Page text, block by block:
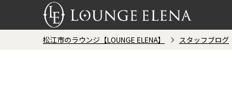
松江市のラウンジ【LOUNGE ELENA】 スタッフブログ